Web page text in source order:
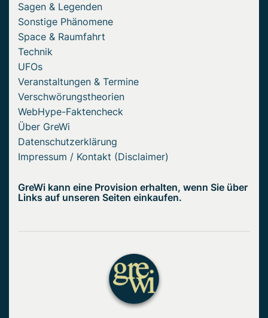
Sagen & Legenden
Sonstige Phänomene
Space & Raumfahrt
Technik
UFOs
Veranstaltungen & Termine
Verschwörungstheorien
WebHype-Faktencheck
Über GreWi
Datenschutzerklärung
Impressum / Kontakt (Disclaimer)
GreWi kann eine Provision erhalten, wenn Sie über
Links auf unseren Seiten einkaufen.